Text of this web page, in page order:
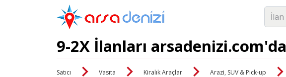
9-2X İlanları arsadenizi.com'da
Satıcı Vasıta Kiralık Araçlar Arazi, SUV & Pick-up